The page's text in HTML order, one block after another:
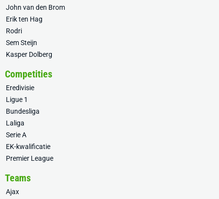
John van den Brom
Erik ten Hag
Rodri
Sem Steijn
Kasper Dolberg
Competities
Eredivisie
Ligue 1
Bundesliga
Laliga
Serie A
EK-kwalificatie
Premier League
Teams
Ajax